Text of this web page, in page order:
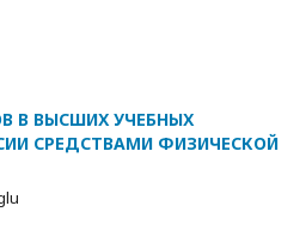
В ВЫСШИХ УЧЕБНЫХ
СРЕДСТВАМИ ФИЗИЧЕСКОЙ